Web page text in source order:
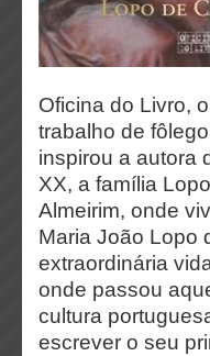
Oficina do Livro,
trabalho de
inspirou a autora
XX, a família
Almeirim, onde
Maria João Lopo
extraordinária
onde passou
cultura
escrever o seu